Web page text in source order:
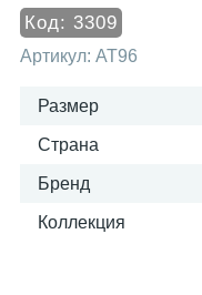
Код: 3309
Артикул: AT96
Размер
Страна
Бренд
Коллекция